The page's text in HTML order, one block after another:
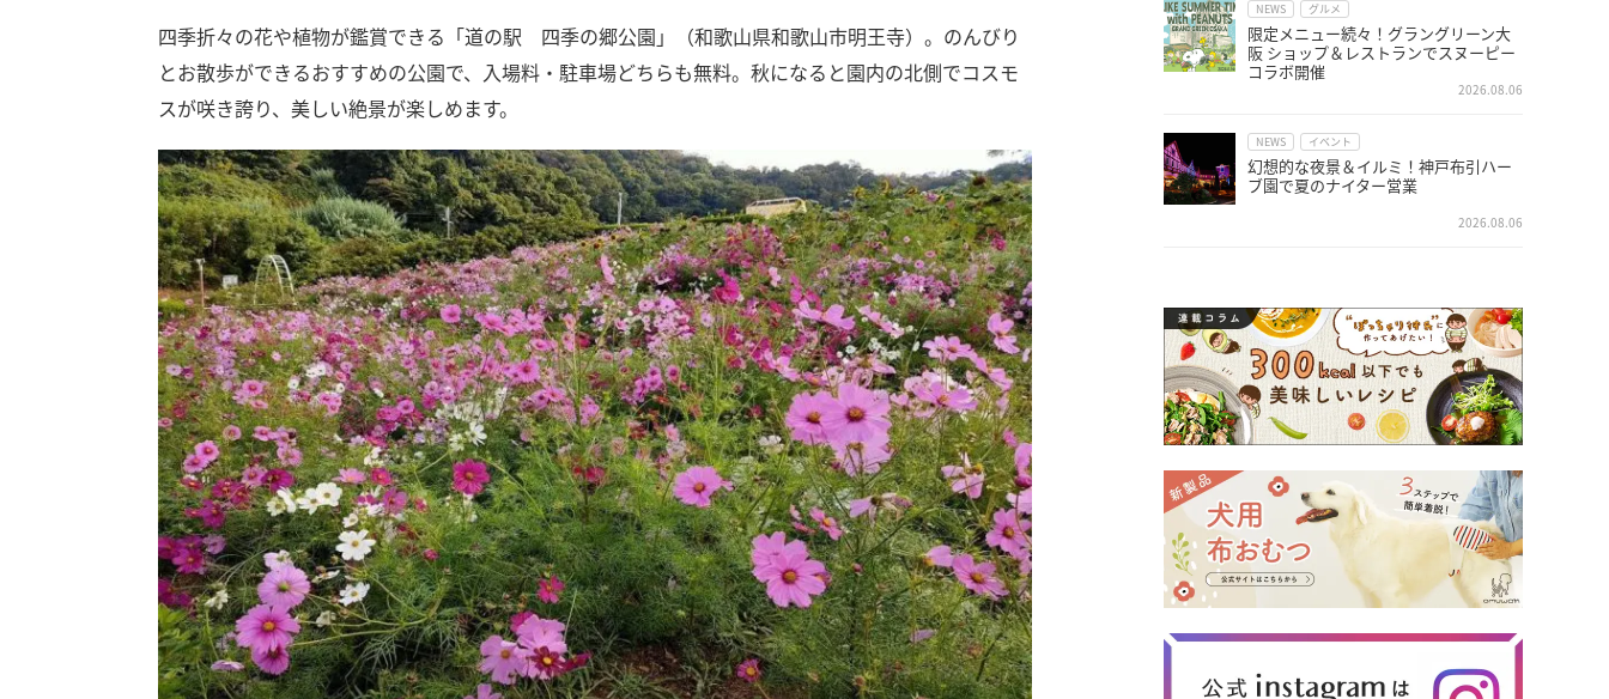
四季折々の花や植物が鑑賞できる「道の駅 四季の郷公園」（和歌山県和歌山市明王寺）。のんびり
とお散歩ができるおすすめの公園で、入場料・駐車場どちらも無料。秋になると園内の北側でコスモ
スが咲き誇り、美しい絶景が楽しめます。
NEWS グルメ
限定メニュー続々！グラングリーン大
阪 ショップ＆レストランでスヌーピー
コラボ開催
2026.08.06
NEWS イベント
幻想的な夜景＆イルミ！神戸布引ハー
ブ園で夏のナイター営業
2026.08.06